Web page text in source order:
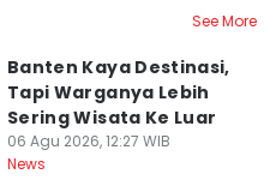
See More
Banten Kaya Destinasi,
Tapi Warganya Lebih
Sering Wisata Ke Luar
06 Agu 2026, 12:27 WIB
News